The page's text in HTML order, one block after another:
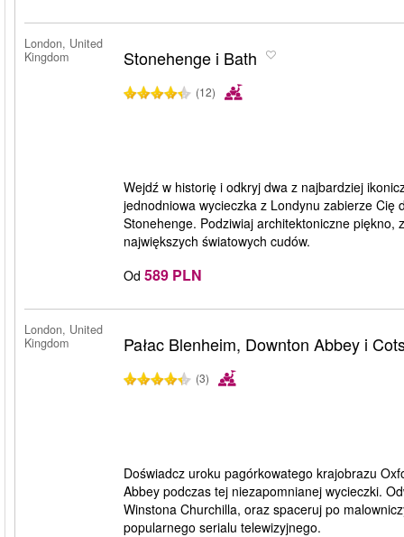
London, United
Kingdom
Stonehenge i Bath
(12)
Wejdź w historię i odkryj dwa z najbardziej
jednodniowa wycieczka z Londynu zabierze
Stonehenge. Podziwiaj architektoniczne
największych światowych cudów.
Od 589 PLN
London, United
Kingdom
Pałac Blenheim, Downton Abbey i
(3)
Doświadcz uroku pagórkowatego krajobrazu
Abbey podczas tej niezapomnianej wycieczki.
Winstona Churchilla, oraz spaceruj po
popularnego serialu telewizyjnego.